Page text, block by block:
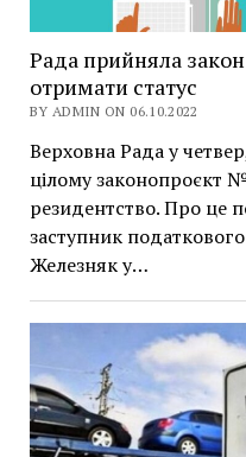
Рада прийняла
отримати статус
BY ADMIN ON 06.10.2022
Верховна Рада у
цілому законопроєкт
резидентство. Про це
заступник
Железняк у…